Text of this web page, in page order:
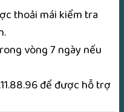
thoải mái kiểm tra
vòng 7 ngày nếu
để được hỗ trợ